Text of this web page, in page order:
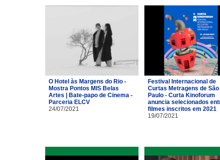
O Hotel às Margens do Rio -
Mostra Pontos MIS Belas
Artes | Bate-papo de Cinema -
Parceria ELCV
24/07/2021
Festival Internacional de
Curtas Metragens de São
Paulo - Curta Kinoforum
anuncia selecionados
filmes inscritos em 2021
19/07/2021